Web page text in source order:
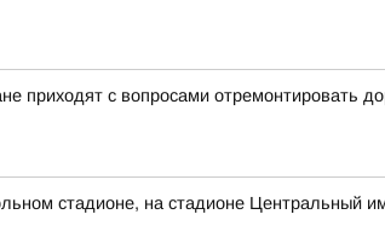
приходят с вопросами отремонтировать
стадионе, на стадионе Центральный